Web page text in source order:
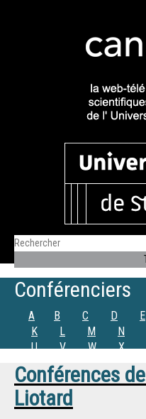
Conférenciers
A B C D E
K
L M N
U
V W X
Conférences de
Liotard